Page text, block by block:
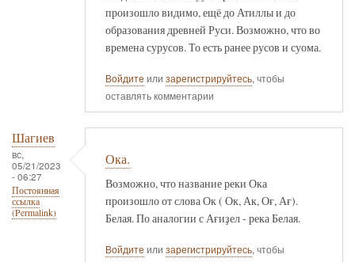
произошло видимо, ещё до Атиллы и до
образования древней Руси. Возможно, что во
времена сурусов. То есть ранее русов и суома.
Войдите или зарегистрируйтесь, чтобы
оставлять комментарии
Шагиев
вс,
05/21/2023
- 06:27
Постоянная
ссылка
(Permalink)
Ока.
Возможно, что название реки Ока
произошло от слова Ок ( Ок, Ак, Оғ, Ағ).
Белая. По аналогии с Ағиҙел - река Белая.
Войдите или зарегистрируйтесь, чтобы